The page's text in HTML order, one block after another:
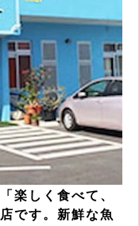
楽しく食べて、
です。新鮮な魚